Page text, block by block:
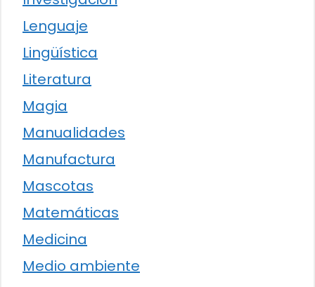
Lenguaje
Lingüística
Literatura
Magia
Manualidades
Manufactura
Mascotas
Matemáticas
Medicina
Medio ambiente